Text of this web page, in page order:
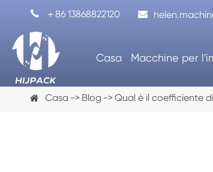
 ＋86 13868822120
Casa Macchine per
Casa Blog Qual è il coefficiente